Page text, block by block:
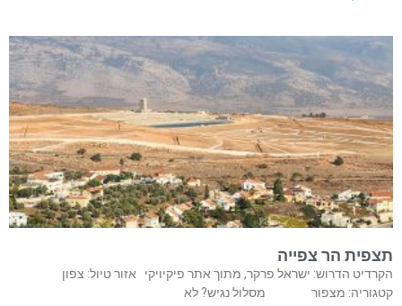
תצפית הר צפייה
הקרדיט הדרוש: ישראל פרקר, מתוך אתר פיקיויקי אזור טיול: צפון
קטגוריה: מצפור מסלול נגיש? לא